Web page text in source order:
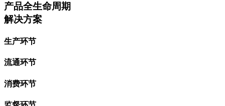
产品全生命周期
解决方案
生产环节
流通环节
消费环节